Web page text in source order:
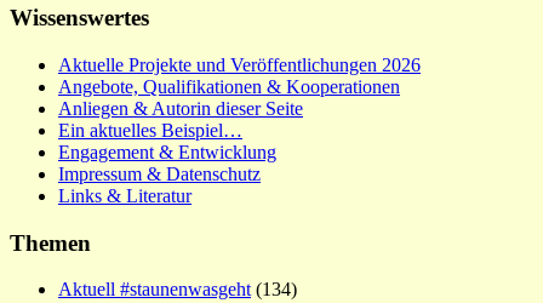
Wissenswertes
Aktuelle Projekte und Veröffentlichungen 2026
Angebote, Qualifikationen & Kooperationen
Anliegen & Autorin dieser Seite
Ein aktuelles Beispiel…
Engagement & Entwicklung
Impressum & Datenschutz
Links & Literatur
Themen
Aktuell #staunenwasgeht (134)